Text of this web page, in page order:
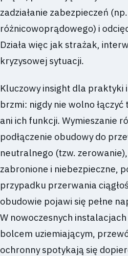
zadziałanie zabezpieczeń
różnicowoprądowego) i
Działa więc jak strażak,
kryzysowej sytuacji.
Kluczowy insight dla praktyki
brzmi: nigdy nie wolno
ani ich funkcji. Wymieszanie
podłączenie obudowy do
neutralnego (tzw.
zabronione i niebezpieczne,
przypadku przerwania
obudowie pojawi się pełne
W nowoczesnych instalacjach
bolcem uziemiającym,
ochronny spotykają się